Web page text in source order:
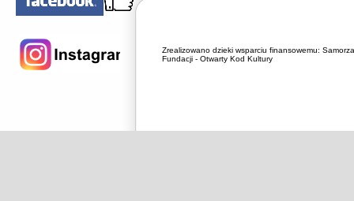
Zrealizowano dzieki wsparciu finansowemu:
Fundacji - Otwarty Kod Kultury